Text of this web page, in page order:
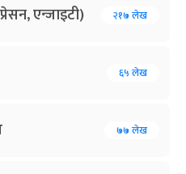
एन्जाइटी) २१७ लेख
६५ लेख
७७ लेख